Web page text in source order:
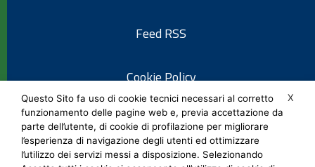
Feed RSS
Cookie Policy
Informativa privacy
X
Questo Sito fa uso di cookie tecnici necessari al corretto
funzionamento delle pagine web e, previa accettazione da
parte dell’utente, di cookie di profilazione per migliorare
l’esperienza di navigazione degli utenti ed ottimizzare
l’utilizzo dei servizi messi a disposizione. Selezionando